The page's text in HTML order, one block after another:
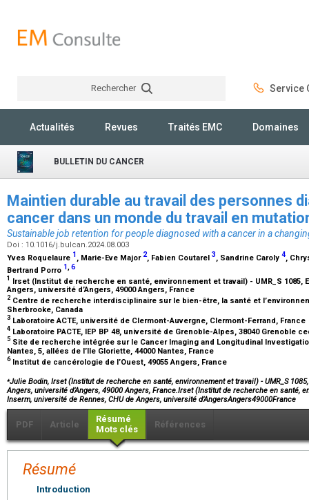
Rechercher Service
Actualités Revues Traités EMC Domaines
BULLETIN DU CANCER
Maintien durable au travail des personnes
cancer dans un monde du travail en
Sustainable job retention for people diagnosed with a cancer in a
Doi : 10.1016/j.bulcan.2024.08.003
Yves Roquelaure 1 , Marie-Eve Major 2, Fabien Coutarel 3, Sandrine Caroly 4,
Bertrand Porro 1 6
1 Irset (Institut de recherche en santé, environnement et travail) - UMR_S 1085,
Angers, université d’Angers, 49000 Angers, France
2 Centre de recherche interdisciplinaire sur le bien-être, la santé et
Sherbrooke, Canada
3 Laboratoire ACTE, université de Clermont-Auvergne, Clermont-Ferrand, France
4 Laboratoire PACTE, IEP BP 48, université de Grenoble-Alpes, 38040 Grenoble
5 Site de recherche intégrée sur le Cancer Imaging and Longitudinal
Nantes, 5, allées de l’Ile Gloriette, 44000 Nantes, France
6Institut de cancérologie de l’Ouest, 49055 Angers, France
⁎Julie Bodin, Irset (Institut de recherche en santé, environnement et travail) - UMR_S
Angers, université d’Angers, 49000 Angers, France.Irset (Institut de recherche en santé,
Inserm, université de Rennes, CHU de Angers, université d’AngersAngers49000France
PDF Article
Résumé
Mots clés
Références
Résumé
Introduction